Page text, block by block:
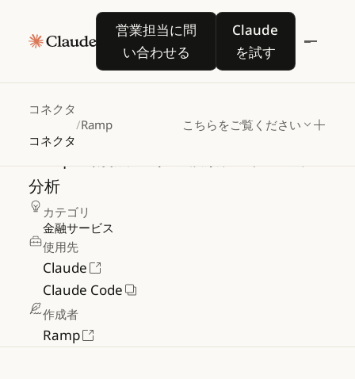
営業担当に問
い合わせる
営業担当に問い合わせる
Claude
を試す
Claude を試す
コネクタ
コネクタ
/Ramp こちらをご覧ください
Ramp
分析
カテゴリ
金融サービス
使用先
Claude
Claude Code
作成者
Ramp